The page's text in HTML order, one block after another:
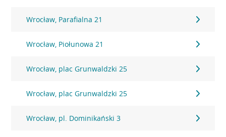
Wrocław, Parafialna 21
Wrocław, Piołunowa 21
Wrocław, plac Grunwaldzki 25
Wrocław, plac Grunwaldzki 25
Wrocław, pl. Dominikański 3